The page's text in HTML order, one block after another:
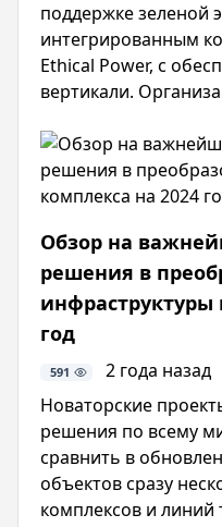
поддержке зеленой
интегрированным
Ethical Power, с
вертикали.
Проект на
фотоэлектрической
запущен в году, а официальный ввод для
намечено
Обзор на
решения в
инфраструктуры
год
591
2 года назад
Новаторские
решения по всему
сравнить в
объектов сразу
комплексов и линий